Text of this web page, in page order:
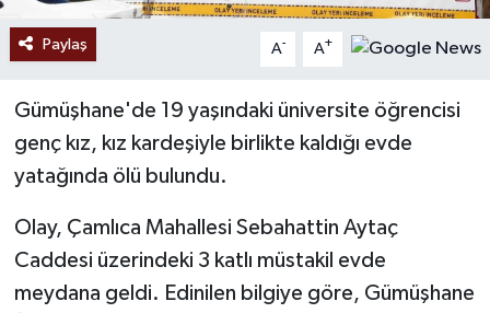
Paylaş A- A+
Gümüşhane'de 19 yaşındaki üniversite öğrencisi
genç kız, kız kardeşiyle birlikte kaldığı evde
yatağında ölü bulundu.
Olay, Çamlıca Mahallesi Sebahattin Aytaç
Caddesi üzerindeki 3 katlı müstakil evde
meydana geldi. Edinilen bilgiye göre, Gümüşhane